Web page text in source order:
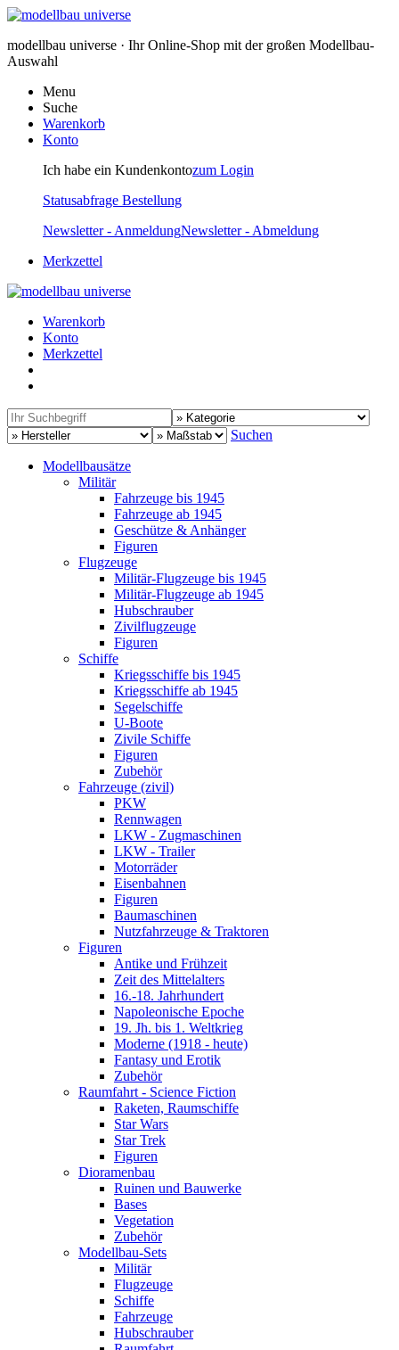
modellbau universe · Ihr Online-Shop mit der großen Modellbau-
Auswahl
Menu
Suche
Warenkorb
Konto
Ich habe ein Kundenkontozum Login
Statusabfrage Bestellung
Newsletter - AnmeldungNewsletter - Abmeldung
Merkzettel
Warenkorb
Konto
Merkzettel
Suchen
Modellbausätze
Militär
Fahrzeuge bis 1945
Fahrzeuge ab 1945
Geschütze & Anhänger
Figuren
Flugzeuge
Militär-Flugzeuge bis 1945
Militär-Flugzeuge ab 1945
Hubschrauber
Zivilflugzeuge
Figuren
Schiffe
Kriegsschiffe bis 1945
Kriegsschiffe ab 1945
Segelschiffe
U-Boote
Zivile Schiffe
Figuren
Zubehör
Fahrzeuge (zivil)
PKW
Rennwagen
LKW - Zugmaschinen
LKW - Trailer
Motorräder
Eisenbahnen
Figuren
Baumaschinen
Nutzfahrzeuge & Traktoren
Figuren
Antike und Frühzeit
Zeit des Mittelalters
16.-18. Jahrhundert
Napoleonische Epoche
19. Jh. bis 1. Weltkrieg
Moderne (1918 - heute)
Fantasy und Erotik
Zubehör
Raumfahrt - Science Fiction
Raketen, Raumschiffe
Star Wars
Star Trek
Figuren
Dioramenbau
Ruinen und Bauwerke
Bases
Vegetation
Zubehör
Modellbau-Sets
Militär
Flugzeuge
Schiffe
Fahrzeuge
Hubschrauber